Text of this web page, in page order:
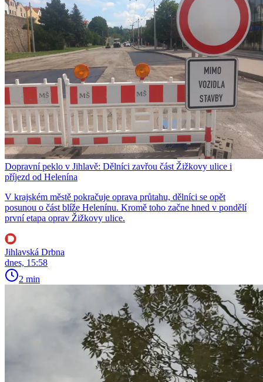
Dopravní peklo v Jihlavě: Dělníci zavřou část Žižkovy ulice i
příjezd od Helenína
V krajském městě pokračuje oprava průtahu, dělníci se opět
posunou o část blíže Helenínu. Kromě toho začne hned v pondělí
první etapa oprav Žižkovy ulice.
Jihlavská Drbna
dnes, 15:58
2 min